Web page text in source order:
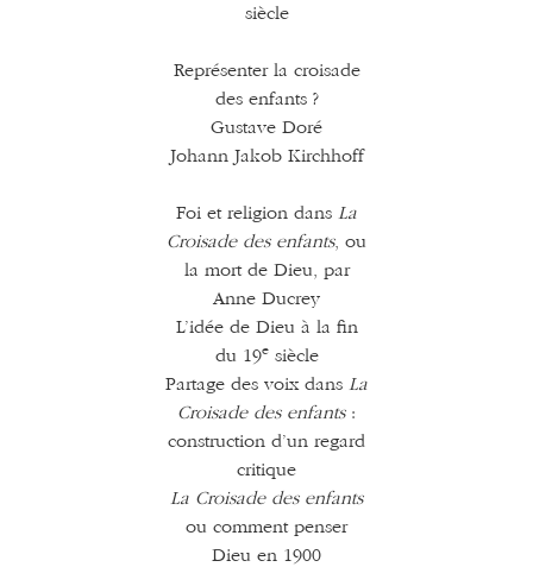
siècle
Représenter la croisade
des enfants ?
Gustave Doré
Johann Jakob Kirchhoff
Foi et religion dans La
Croisade des enfants, ou
la mort de Dieu, par
Anne Ducrey
L’idée de Dieu à la fin
du 19esiècle
Partage des voix dans La
Croisade des enfants :
construction d’un regard
critique
La Croisade des enfants
ou comment penser
Dieu en 1900